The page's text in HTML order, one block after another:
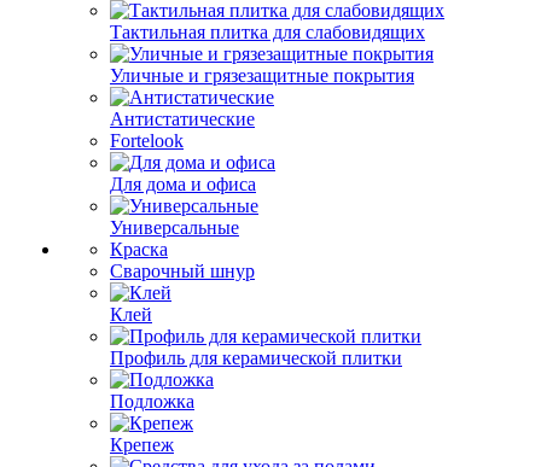
Тактильная плитка для слабовидящих
Уличные и грязезащитные покрытия
Антистатические
Fortelook
Для дома и офиса
Универсальные
Краска
Сварочный шнур
Клей
Профиль для керамической плитки
Подложка
Крепеж